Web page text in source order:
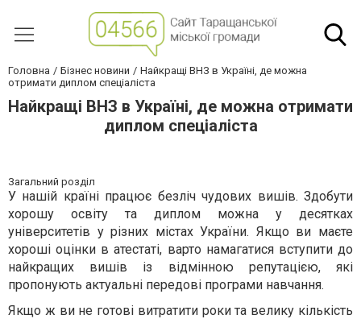
Головна Бізнес новини
Найкращі ВНЗ в Україні, де можна
отримати диплом спеціаліста
Найкращі ВНЗ в Україні, де можна отримати
диплом спеціаліста
Загальний розділ
У нашій країні працює безліч чудових вишів. Здобути
хорошу освіту та диплом можна у десятках
університетів у різних містах України. Якщо ви маєте
хороші оцінки в атестаті, варто намагатися вступити до
найкращих вишів із відмінною репутацією, які
пропонують актуальні передові програми навчання.
Якщо ж ви не готові витратити роки та велику кількість